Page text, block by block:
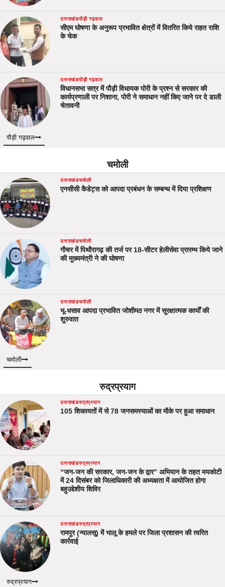
उत्तराखंडपौड़ी गढ़वाल
सीएम घोषणा के अनुरूप प्रभावित क्षेत्रों में वितरित किये राहत राशि
के चेक
उत्तराखंडपौड़ी गढ़वाल
विधानसभा सत्र में पौड़ी विधायक पोरी के प्रश्न से सरकार की
कार्यप्रणाली पर निशाना, पोरी ने समाधान नहीं किए जाने पर दे डाली
चेतावनी
पौड़ी गढ़वाल
चमोली
उत्तराखंडचमोली
एनसीसी कैडेट्स को आपदा प्रबंधन के सम्बन्ध में दिया प्रशिक्षण
उत्तराखंडचमोली
गौचर में पिथौरागढ़ की तर्ज पर 18-सीटर हेलीसेवा प्रारम्भ किये जाने
की मुख्यमंत्री ने की घोषणा
उत्तराखंडचमोली
भू-धसाव आपदा प्रभावित जोशीमठ नगर में सुरक्षात्मक कार्यों की
शुरुवात
चमोली
रुद्रप्रयाग
उत्तराखंडरुद्रप्रयाग
105 शिकायतों में से 78 जनसमस्याओं का मौके पर हुआ समाधान
उत्तराखंडरुद्रप्रयाग
“जन-जन की सरकार, जन-जन के द्वार” अभियान के तहत मयकोटी
में 24 दिसंबर को जिलाधिकारी की अध्यक्षता में आयोजित होगा
बहुउद्देशीय शिविर
उत्तराखंडरुद्रप्रयाग
रामपुर (न्यालसू) में भालू के हमले पर जिला प्रशासन की त्वरित
कार्रवाई
रुद्रप्रयाग